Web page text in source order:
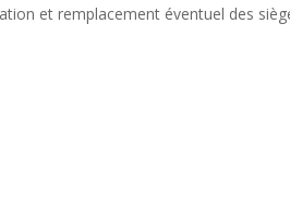
et remplacement éventuel des